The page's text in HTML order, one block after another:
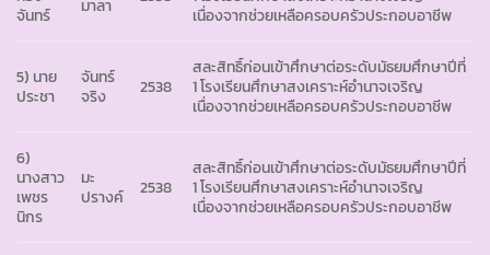
จันทร์
มาลา
เนื่องจากช่วยเหลือครอบครัวประกอบอาชีพ
5) นาย
ประชา
จันทร์
จริง
2538
สละสิทธิ์ก่อนเข้าศึกษาต่อระดับมัธยมศึกษาปีที่
1 โรงเรียนศึกษาสงเคราะห์อำนาจเจริญ
เนื่องจากช่วยเหลือครอบครัวประกอบอาชีพ
6)
นางสาว
เพชร
นิกร
มะ
ปรางค์
2538
สละสิทธิ์ก่อนเข้าศึกษาต่อระดับมัธยมศึกษาปีที่
1 โรงเรียนศึกษาสงเคราะห์อำนาจเจริญ
เนื่องจากช่วยเหลือครอบครัวประกอบอาชีพ